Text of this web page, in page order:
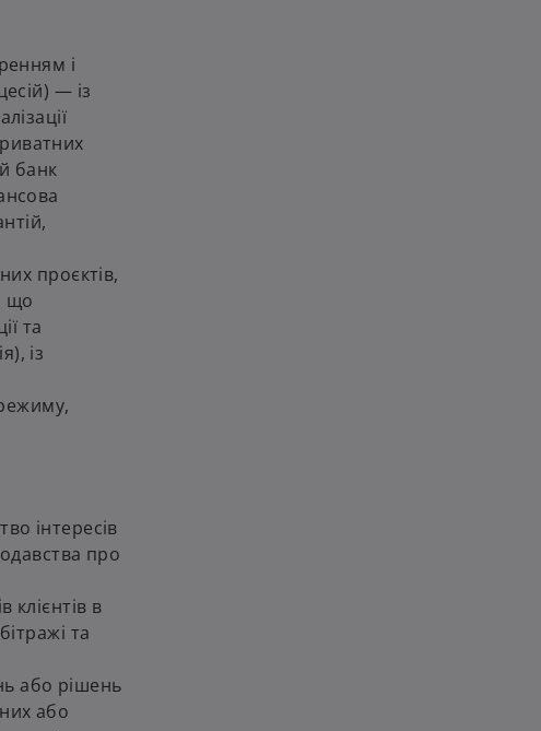
і
— із
банк
проєктів,
що
та
із
інтересів
про
клієнтів в
та
або рішень
або